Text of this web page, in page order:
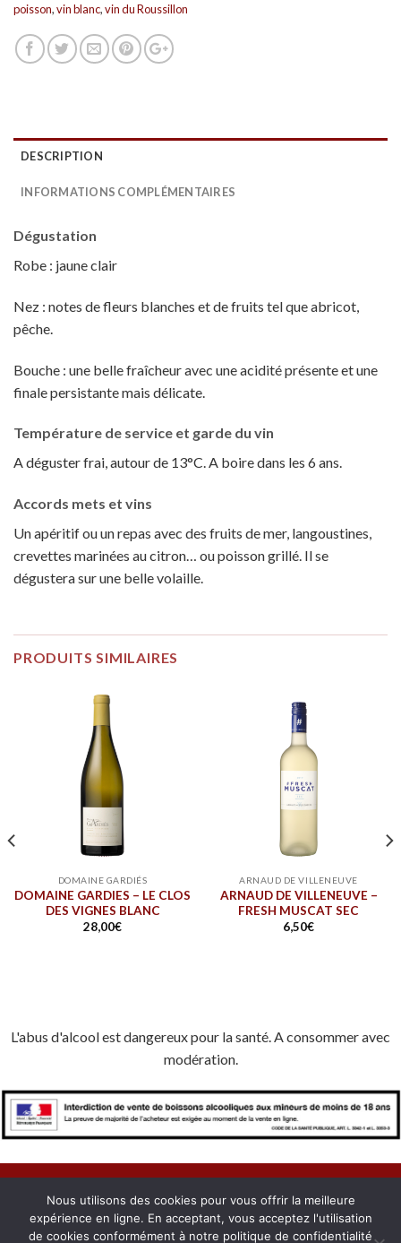
poisson,vin blanc,vin du Roussillon
DESCRIPTION
INFORMATIONS COMPLÉMENTAIRES
Dégustation
Robe : jaune clair
Nez : notes de fleurs blanches et de fruits tel que abricot,
pêche.
Bouche : une belle fraîcheur avec une acidité présente et une
finale persistante mais délicate.
Température de service et garde du vin
A déguster frai, autour de 13°C. A boire dans les 6 ans.
Accords mets et vins
Un apéritif ou un repas avec des fruits de mer, langoustines,
crevettes marinées au citron… ou poisson grillé. Il se
dégustera sur une belle volaille.
PRODUITS SIMILAIRES
DOMAINE GARDIÉS
DOMAINE GARDIES – LE CLOS
DES VIGNES BLANC
28,00€
ARNAUD DE VILLENEUVE
ARNAUD DE VILLENEUVE –
FRESH MUSCAT SEC
6,50€
L'abus d'alcool est dangereux pour la santé. A consommer avec
modération.
À PROPOS NOUS CONTACTER
CONFIDENTIALITÉ
MENTIONS LÉGALES
COOKIES MON COMPTE
Nous utilisons des cookies pour vous offrir la meilleure
expérience en ligne. En acceptant, vous acceptez l'utilisation
de cookies conformément à notre politique de confidentialité